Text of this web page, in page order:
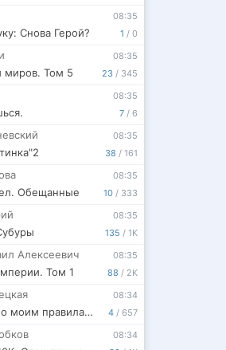
1 / 0
08:35
Снова Герой?
23 / 345
08:35
миров. Том 5
7 / 6
08:35
38 / 161
08:35
10 / 333
08:35
Обещанные
135 / 1K
08:35
88 / 2K
08:35
Алексеевич
Том 1
4 / 657
08:34
Второй раз по моим правилам. Книга вторая
08:34